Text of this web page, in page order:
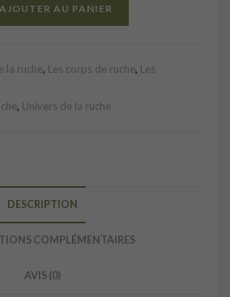
AJOUTER AU PANIER
la ruche, Les corps de ruche, Les
, Univers de la ruche
DESCRIPTION
COMPLÉMENTAIRES
AVIS (0)